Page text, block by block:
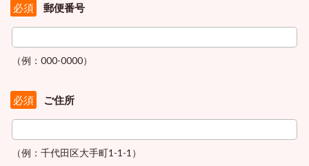
郵便番号
必須
（例：000-0000）
ご住所
必須
（例：千代田区大手町1-1-1）